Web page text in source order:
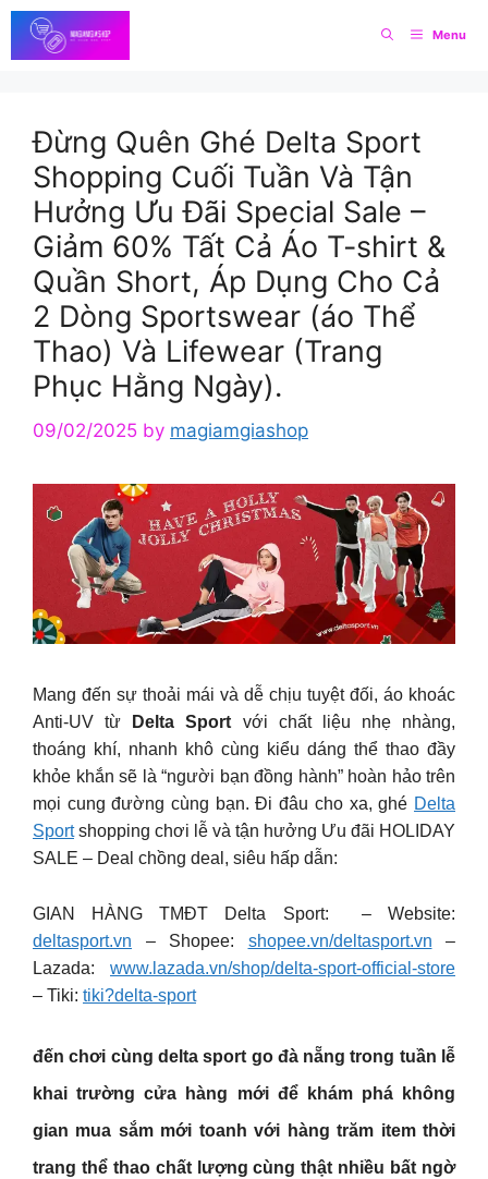
Skip
to
content
Menu
Đừng Quên Ghé Delta Sport
Shopping Cuối Tuần Và Tận
Hưởng Ưu Đãi Special Sale –
Giảm 60% Tất Cả Áo T-shirt &
Quần Short, Áp Dụng Cho Cả
2 Dòng Sportswear (áo Thể
Thao) Và Lifewear (Trang
Phục Hằng Ngày).
09/02/2025 by magiamgiashop
Mang đến sự thoải mái và dễ chịu tuyệt đối, áo khoác
Anti-UV từ
Delta Sport với chất liệu nhẹ nhàng,
thoáng khí, nhanh khô cùng kiểu dáng thể thao đầy
khỏe khắn sẽ là “người bạn đồng hành” hoàn hảo trên
mọi cung đường cùng bạn. Đi đâu cho xa, ghé Delta
Sportshopping chơi lễ và tận hưởng Ưu đãi HOLIDAY
SALE – Deal chồng deal, siêu hấp dẫn:
GIAN HÀNG TMĐT Delta Sport: – Website:
deltasport.vn – Shopee: shopee.vn/deltasport.vn –
Lazada: www.lazada.vn/shop/delta-sport-official-store
– Tiki: tiki?delta-sport
đến chơi cùng delta sport go đà nẵng trong tuần lễ
khai trường cửa hàng mới để khám phá không
gian mua sắm mới toanh với hàng trăm item thời
trang thể thao chất lượng cùng thật nhiều bất ngờ